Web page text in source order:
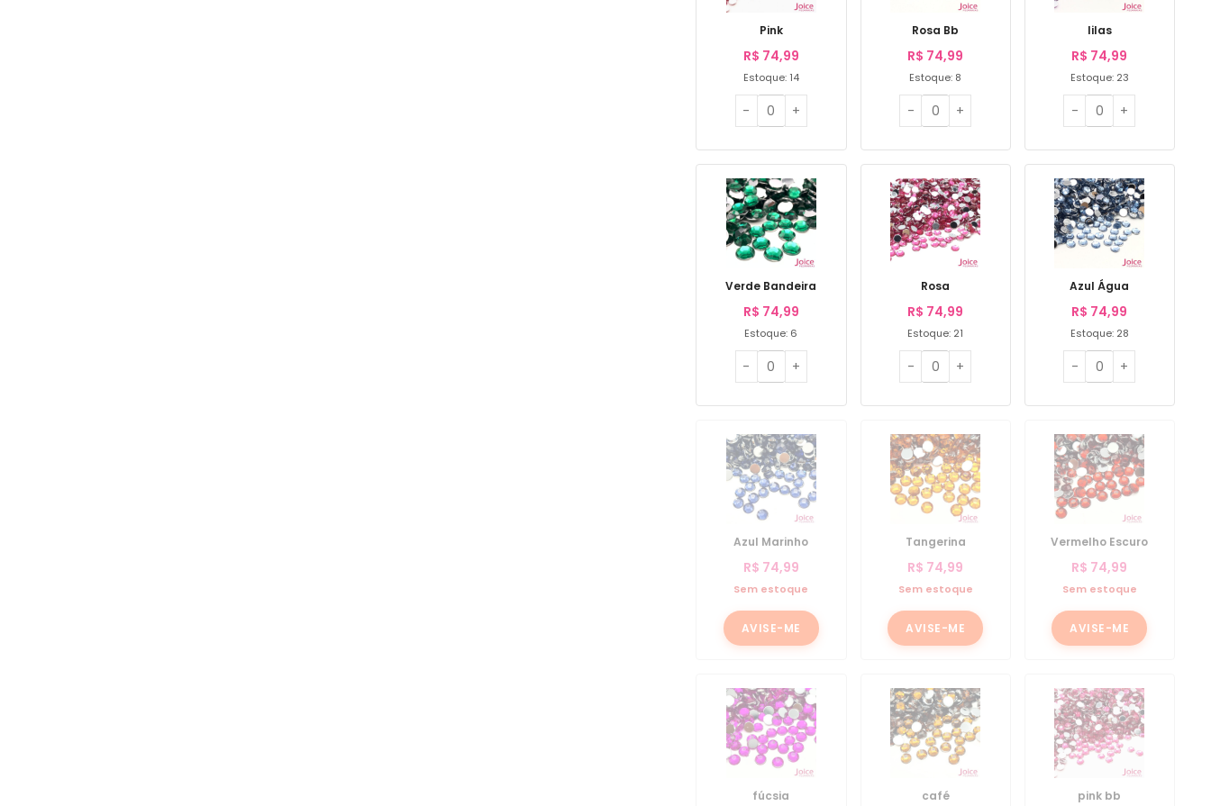
Pink
R$ 74,99
Estoque: 14
Rosa Bb
R$ 74,99
Estoque: 8
lilas
R$ 74,99
Estoque: 23
Verde Bandeira
R$ 74,99
Estoque: 6
Rosa
R$ 74,99
Estoque: 21
Azul Água
R$ 74,99
Estoque: 28
Azul Marinho
R$ 74,99
Sem estoque
AVISE-ME
Tangerina
R$ 74,99
Sem estoque
AVISE-ME
Vermelho Escuro
R$ 74,99
Sem estoque
AVISE-ME
fúcsia café pink bb